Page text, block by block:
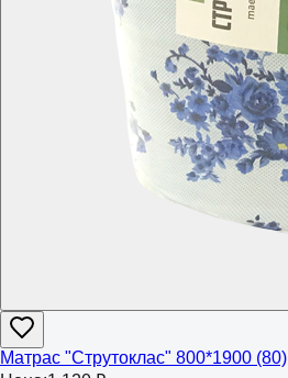
Матрас "Струтоклас" 800*1900 (80)